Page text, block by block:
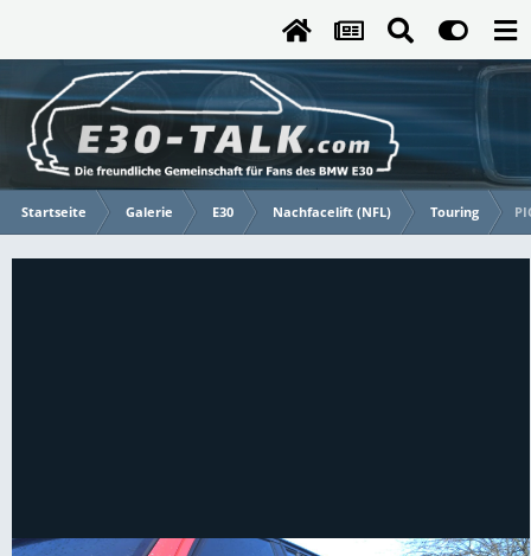
Startseite Galerie E30 Nachfacelift (NFL) Touring